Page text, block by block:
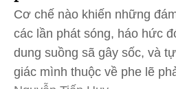
Cơ chế nào khiến những
các lần phát sóng, háo hức
dung suồng sã gây sốc, và
giác mình thuộc về phe lẽ